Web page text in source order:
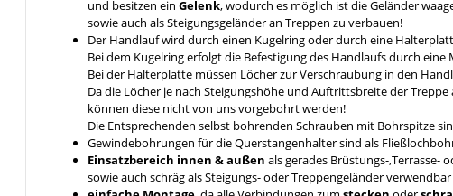
und besitzen ein Gelenk, wodurch es möglich ist die Geländer
sowie auch als Steigungsgeländer an Treppen zu verbauen!
Der Handlauf wird durch einen Kugelring oder durch eine
Bei dem Kugelring erfolgt die Befestigung des Handlaufs durch eine
Bei der Halterplatte müssen Löcher zur Verschraubung in den
Da die Löcher je nach Steigungshöhe und Auftrittsbreite der
können diese nicht von uns vorgebohrt werden!
Die Entsprechenden selbst bohrenden Schrauben mit Bohrspitze
Gewindebohrungen für die Querstangenhalter sind als
Einsatzbereich innen & außen als gerades Brüstungs-,Terrasse-
sowie auch schräg als Steigungs- oder Treppengeländer verwendbar